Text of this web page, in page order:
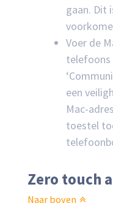
gaan. Dit
Voer de
telefoons
een
Mac-
toestel
Zero touch
Naar boven